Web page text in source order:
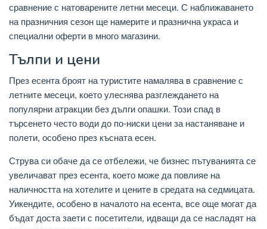
сравнение с натоварените летни месеци. С наближаването
на празничния сезон ще намерите и празнична украса и
специални оферти в много магазини.
Тълпи и цени
През есента броят на туристите намалява в сравнение с
летните месеци, което улеснява разглеждането на
популярни атракции без дълги опашки. Този спад в
търсенето често води до по-ниски цени за настаняване и
полети, особено през късната есен.
Струва си обаче да се отбележи, че бизнес пътуванията се
увеличават през есента, което може да повлияе на
наличността на хотелите и цените в средата на седмицата.
Уикендите, особено в началото на есента, все още могат да
бъдат доста заети с посетители, идващи да се насладят на